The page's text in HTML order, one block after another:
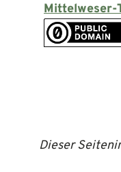
Mittelweser-
Dieser